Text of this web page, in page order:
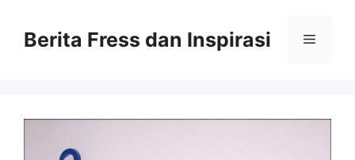
contentBerita Fress dan Inspirasi Menu